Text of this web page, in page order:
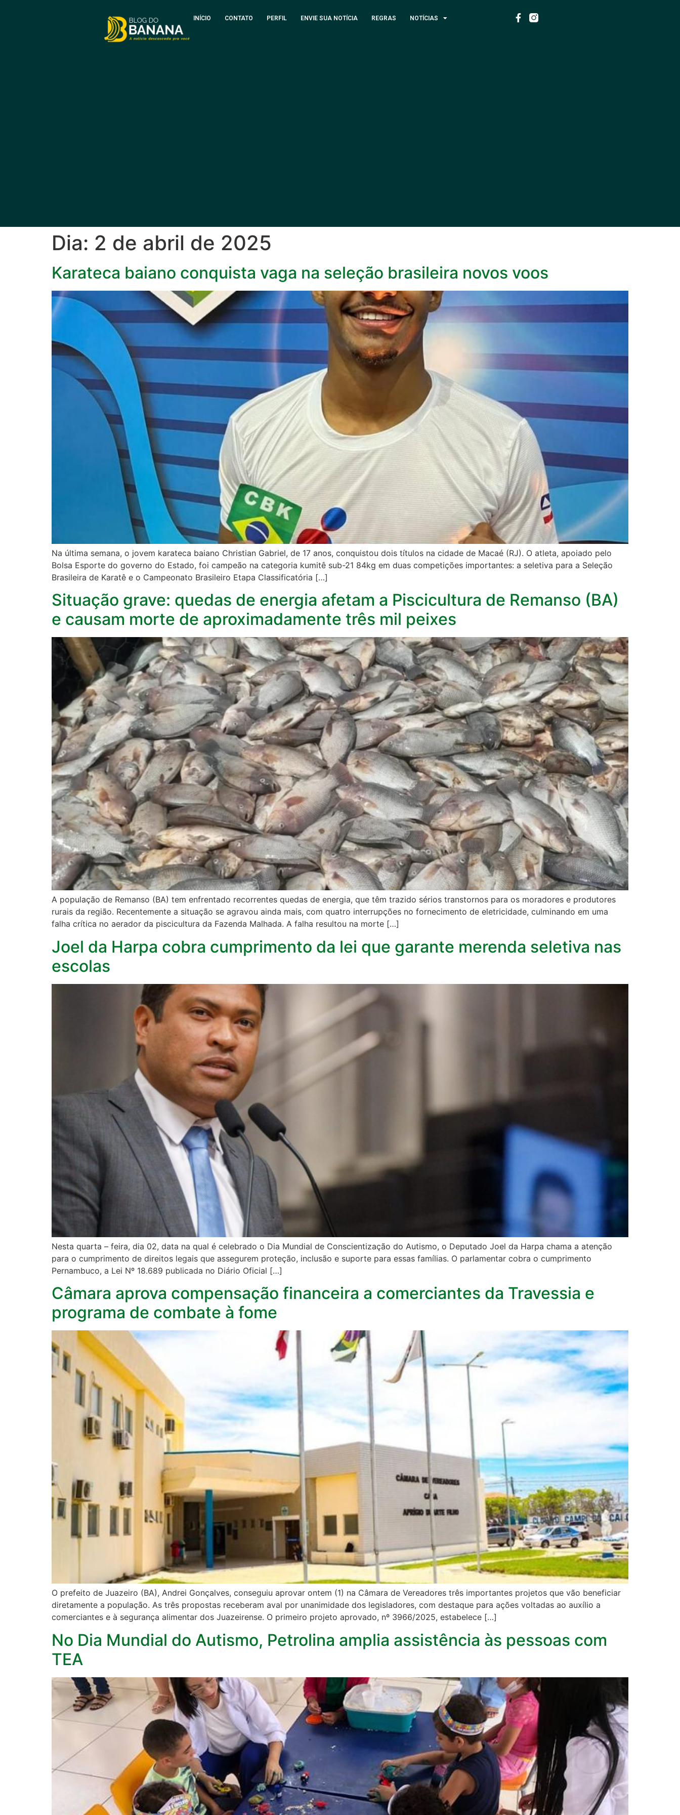
INÍCIO CONTATO PERFIL ENVIE SUA NOTÍCIA REGRAS NOTÍCIAS
Dia: 2 de abril de 2025
Karateca baiano conquista vaga na seleção brasileira novos voos
Na última semana, o jovem karateca baiano Christian Gabriel, de 17 anos, conquistou dois títulos na cidade de Macaé (RJ). O atleta, apoiado pelo
Bolsa Esporte do governo do Estado, foi campeão na categoria kumitê sub-21 84kg em duas competições importantes: a seletiva para a Seleção
Brasileira de Karatê e o Campeonato Brasileiro Etapa Classificatória […]
Situação grave: quedas de energia afetam a Piscicultura de Remanso (BA)
e causam morte de aproximadamente três mil peixes
A população de Remanso (BA) tem enfrentado recorrentes quedas de energia, que têm trazido sérios transtornos para os moradores e produtores
rurais da região. Recentemente a situação se agravou ainda mais, com quatro interrupções no fornecimento de eletricidade, culminando em uma
falha crítica no aerador da piscicultura da Fazenda Malhada. A falha resultou na morte […]
Joel da Harpa cobra cumprimento da lei que garante merenda seletiva nas
escolas
Nesta quarta – feira, dia 02, data na qual é celebrado o Dia Mundial de Conscientização do Autismo, o Deputado Joel da Harpa chama a atenção
para o cumprimento de direitos legais que assegurem proteção, inclusão e suporte para essas famílias. O parlamentar cobra o cumprimento
Pernambuco, a Lei Nº 18.689 publicada no Diário Oficial […]
Câmara aprova compensação financeira a comerciantes da Travessia e
programa de combate à fome
O prefeito de Juazeiro (BA), Andrei Gonçalves, conseguiu aprovar ontem (1) na Câmara de Vereadores três importantes projetos que vão beneficiar
diretamente a população. As três propostas receberam aval por unanimidade dos legisladores, com destaque para ações voltadas ao auxílio a
comerciantes e à segurança alimentar dos Juazeirense. O primeiro projeto aprovado, nº 3966/2025, estabelece […]
No Dia Mundial do Autismo, Petrolina amplia assistência às pessoas com
TEA